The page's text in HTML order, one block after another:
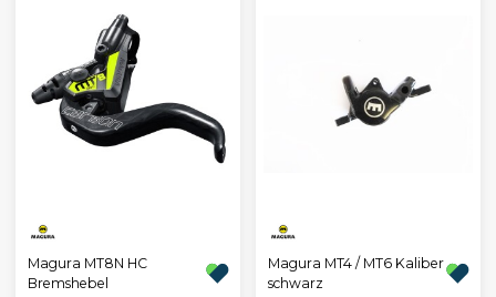
Magura MT8N HC
Bremshebel
Magura MT4 / MT6 Kaliber
schwarz